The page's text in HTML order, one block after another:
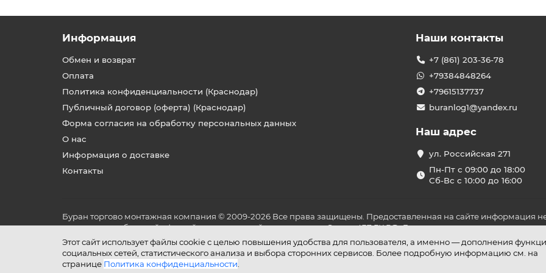
Этот сайт использует файлы cookie с целью повышения удобства для пользователя, а именно — дополнения
социальных сетей, статистического анализа и выбора сторонних сервисов. Более подробную информацию см. на
странице Политика конфиденциальности
Информация
Обмен и возврат
Оплата
Политика конфиденциальности (Краснодар)
Публичный договор (оферта) (Краснодар)
Форма согласия на обработку персональных данных
О нас
Информация о доставке
Контакты
Наши контакты
+7 (861) 203-36-78
+79384848264
+79615137737
buranlog1@yandex.ru
Наш адрес
ул. Российская 271
Пн-Пт с 09:00 до 18:00
Сб-Вс с 10:00 до 16:00
Буран торгово монтажная компания © 2009-2026 Все права защищены. Предоставленная на сайте информация
не является публичной офертой, определяемой положениями Статьи 437 ГК РФ. До оплаты товара удостоверьтесь
и условиях его эксплуатации.